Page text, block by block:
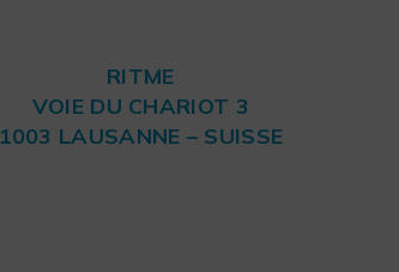
RITME
VOIE DU CHARIOT 3
1003 LAUSANNE – SUISSE